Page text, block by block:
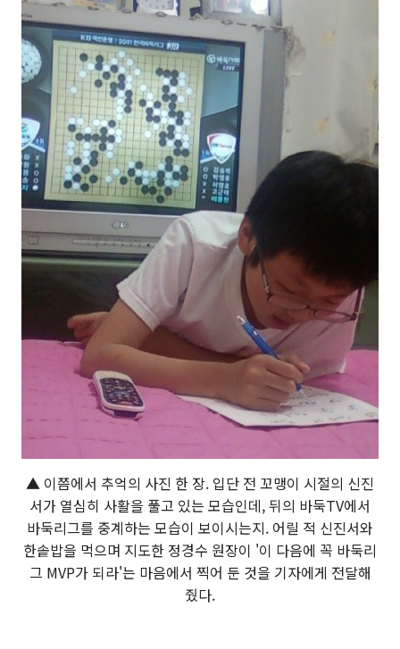
▲ 이쯤에서 추억의 사진 한 장. 입단 전 꼬맹이 시절의 신진
서가 열심히 사활을 풀고 있는 모습인데, 뒤의 바둑TV에서
바둑리그를 중계하는 모습이 보이시는지. 어릴 적 신진서와
한솥밥을 먹으며 지도한 정경수 원장이 '이 다음에 꼭 바둑리
그 MVP가 되라'는 마음에서 찍어 둔 것을 기자에게 전달해
줬다.